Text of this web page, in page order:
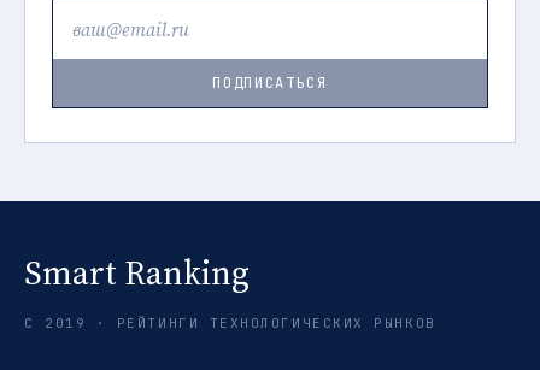
ПОДПИСАТЬСЯ
Smart Ranking
С 2019 · РЕЙТИНГИ ТЕХНОЛОГИЧЕСКИХ РЫНКОВ